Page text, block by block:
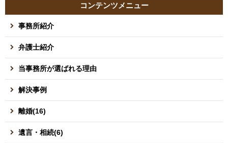
コンテンツメニュー
事務所紹介
弁護士紹介
当事務所が選ばれる理由
解決事例
離婚(16)
遺言・相続(6)